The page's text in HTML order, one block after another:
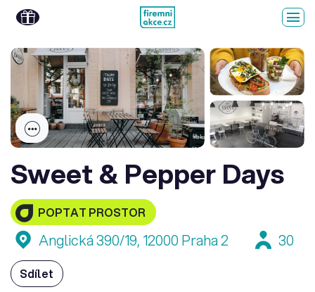
Sweet & Pepper Days
POPTAT PROSTOR
Anglická 390/19, 12000 Praha 2 30
Sdílet